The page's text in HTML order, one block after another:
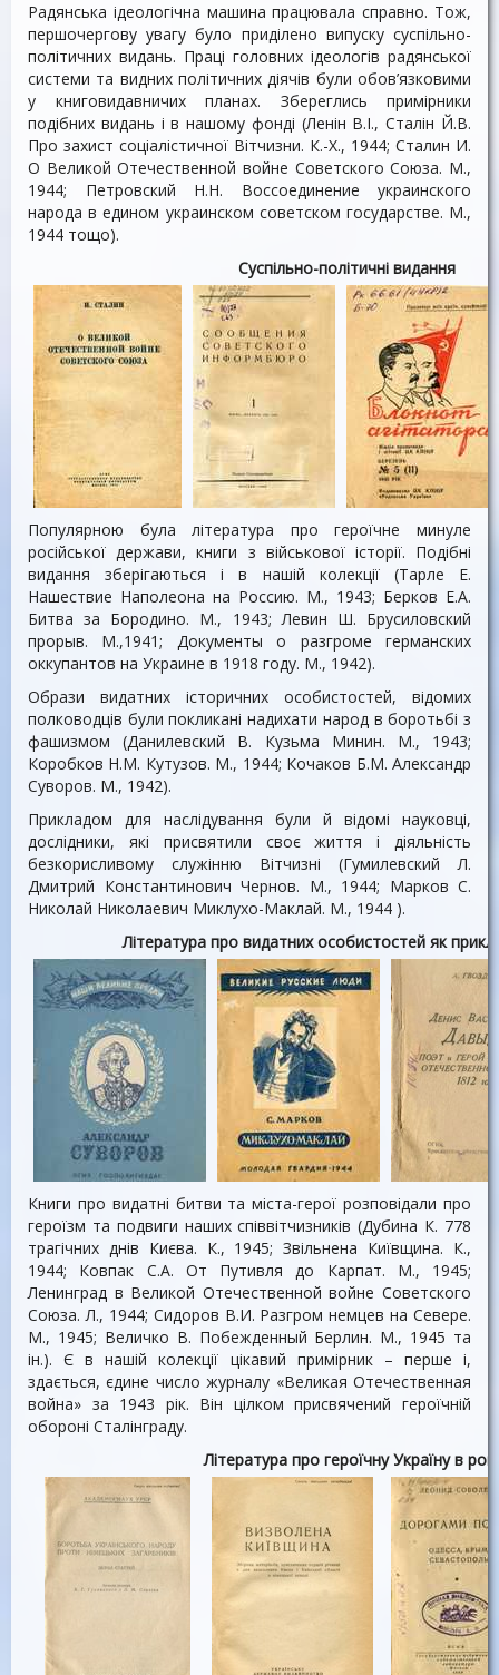
Радянська ідеологічна машина працювала справно. Тож,
першочергову увагу було приділено випуску суспільно-
політичних видань. Праці головних ідеологів радянської
системи та видних політичних діячів були обов’язковими
у книговидавничих планах. Збереглись примірники
подібних видань і в нашому фонді (Ленін В.І., Сталін Й.В.
Про захист соціалістичної Вітчизни. К.-Х., 1944; Сталин И.
О Великой Отечественной войне Советского Союза. М.,
1944; Петровский Н.Н. Воссоединение украинского
народа в едином украинском советском государстве. М.,
1944 тощо).
Cуспільно-політичні видання
Популярною була література про героїчне минуле
російської держави, книги з військової історії. Подібні
видання зберігаються і в нашій колекції (Тарле Е.
Нашествие Наполеона на Россию. М., 1943; Берков Е.А.
Битва за Бородино. М., 1943; Левин Ш. Брусиловский
прорыв. М.,1941; Документы о разгроме германских
оккупантов на Украине в 1918 году. М., 1942).
Образи видатних історичних особистостей, відомих
полководців були покликані надихати народ в боротьбі з
фашизмом (Данилевский В. Кузьма Минин. М., 1943;
Коробков Н.М. Кутузов. М., 1944; Кочаков Б.М. Александр
Суворов. М., 1942).
Прикладом для наслідування були й відомі науковці,
дослідники, які присвятили своє життя і діяльність
безкорисливому служінню Вітчизні (Гумилевский Л.
Дмитрий Константинович Чернов. М., 1944; Марков С.
Николай Николаевич Миклухо-Маклай. М., 1944 ).
Література про видатних особистостей як
Книги про видатні битви та міста-герої розповідали про
героїзм та подвиги наших співвітчизників (Дубина К. 778
трагічних днів Києва. К., 1945; Звільнена Київщина. К.,
1944; Ковпак С.А. От Путивля до Карпат. М., 1945;
Ленинград в Великой Отечественной войне Советского
Союза. Л., 1944; Сидоров В.И. Разгром немцев на Севере.
М., 1945; Величко В. Побежденный Берлин. М., 1945 та
ін.). Є в нашій колекції цікавий примірник – перше і,
здається, єдине число журналу «Великая Отечественная
война» за 1943 рік. Він цілком присвячений героїчній
обороні Сталінграду.
Література про героїчну Україну в